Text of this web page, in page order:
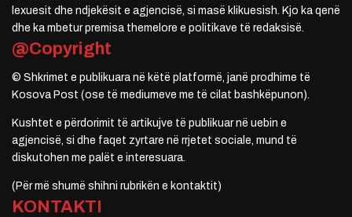
lexuesit dhe ndjekësit e agjencisë, si masë klikuesish. Kjo ka qenë
dhe ka mbetur premisa themelore e politikave të redaksisë.
@Copyright
© Shkrimet e publikuara në këtë platformë, janë prodhime të
Kosova Post (ose të mediumeve me të cilat bashkëpunon).
Kushtet e përdorimit të artikujve të publikuar në uebin e
agjencisë, si dhe faqet zyrtare në rrjetet sociale, mund të
diskutohen me palët e interesuara.
(Për më shumë shihni rubrikën e kontaktit)
KONTAKTI